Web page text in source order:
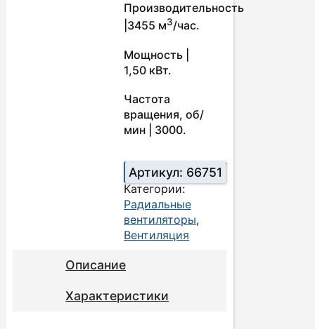
Производительность
|3455 м3/час.
Мощность |
1,50 кВт.
Частота
вращения, об/
мин | 3000.
Артикул: 66751
Категории:
Радиальные
вентиляторы,
Вентиляция
Описание
Характеристики